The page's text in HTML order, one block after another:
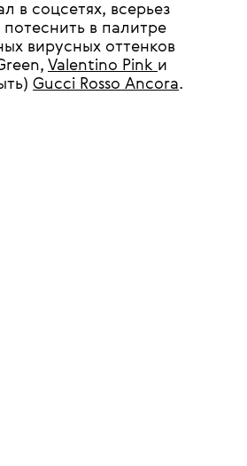
в соцсетях, всерьез
в палитре
вирусных оттенков
Valentino Pink и
Gucci Rosso Ancora.